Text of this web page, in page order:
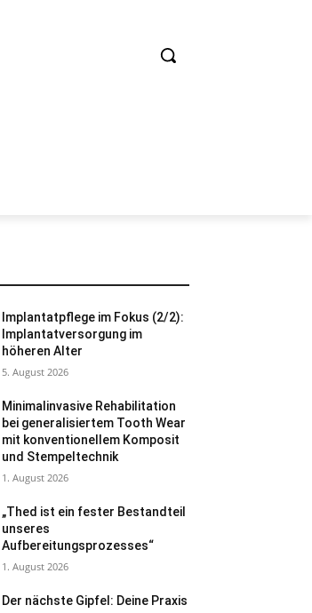
Implantatpflege im Fokus (2/2):
Implantatversorgung im
höheren Alter
5. August 2026
Minimalinvasive Rehabilitation
bei generalisiertem Tooth Wear
mit konventionellem Komposit
und Stempeltechnik
1. August 2026
„Thed ist ein fester Bestandteil
unseres
Aufbereitungsprozesses“
1. August 2026
Der nächste Gipfel: Deine Praxis